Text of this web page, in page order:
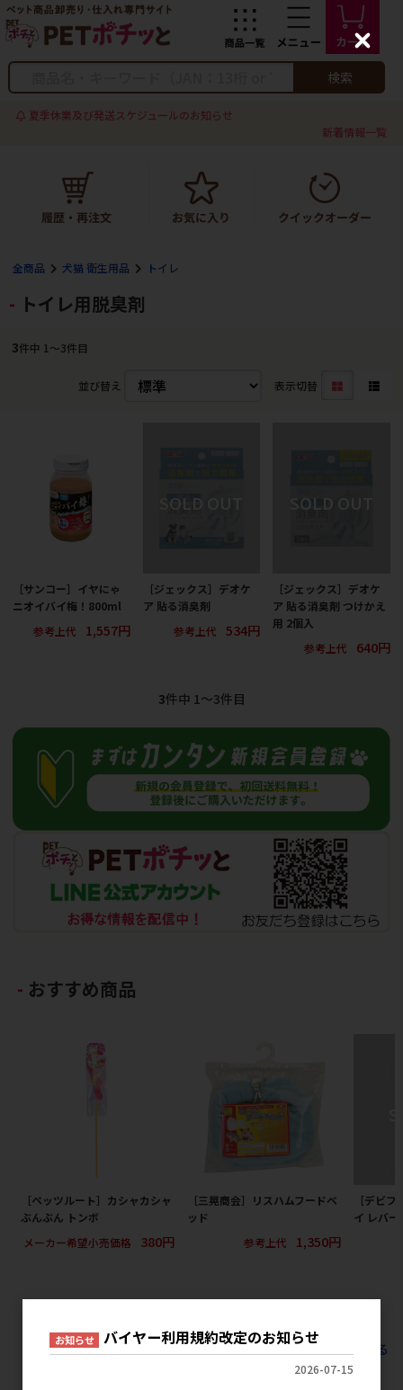
検索
夏季休業及び発送スケジュールのお知らせ
新着情報一覧
全商品 犬猫 衛生用品 トイレ
トイレ用脱臭剤
3件中 1〜3件目
並び替え 表示切替
［サンコー］イヤにゃ
ニオイバイ梅！800ml
参考上代
1,557円
［ジェックス］デオケ
ア 貼る消臭剤
参考上代
534円
［ジェックス］デオケ
ア 貼る消臭剤 つけかえ
用 2個入
参考上代
640円
3件中 1〜3件目
おすすめ商品
［ペッツルート］カシャカシャ
ぶんぶん トンボ
メーカー希望小売価格
380円
［三晃商会］リスハムフードベ
ッド
参考上代
1,350円
［デビ
イ レバ
すべてのおすすめ商品を見る
お知らせ バイヤー利用規約改定のお知らせ
2026-07-15
C
l
s